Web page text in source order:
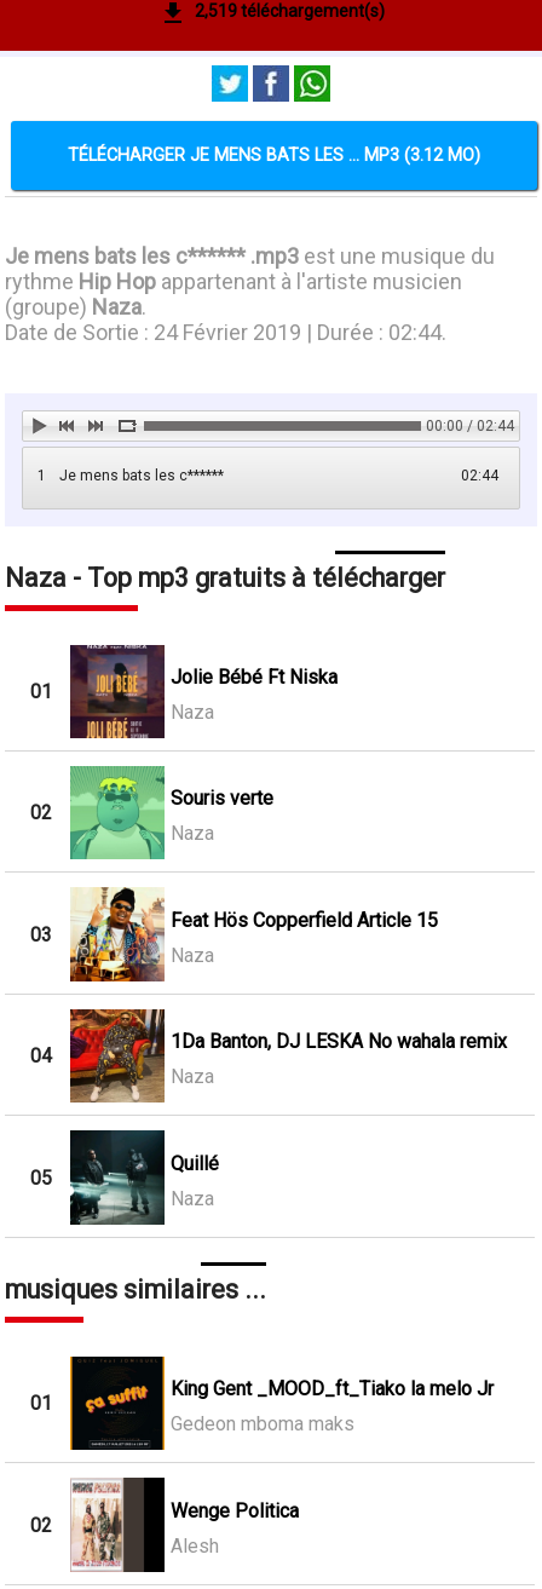
2,519 téléchargement(s)
TÉLÉCHARGER JE MENS BATS LES ... MP3 (3.12 MO)
Je mens bats les c****** .mp3 est une musique du
rythme Hip Hop appartenant à l'artiste musicien
(groupe) Naza.
Date de Sortie : 24 Février 2019 | Durée : 02:44.
00:00 / 02:44
1 02:44
Je mens bats les c******
Naza - Top mp3 gratuits à télécharger
01
Jolie Bébé Ft Niska
Naza
02
Souris verte
Naza
03
Feat Hös Copperfield Article 15
Naza
04
1Da Banton, DJ LESKA No wahala remix
Naza
05
Quillé
Naza
musiques similaires ...
01
King Gent _MOOD_ft_Tiako la melo Jr
Gedeon mboma maks
02
Wenge Politica
Alesh